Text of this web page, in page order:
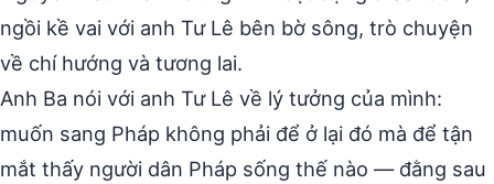
ngồi kề vai với anh Tư Lê bên bờ sông, trò chuyện
về chí hướng và tương lai.
Anh Ba nói với anh Tư Lê về lý tưởng của mình:
muốn sang Pháp không phải để ở lại đó mà để tận
mắt thấy người dân Pháp sống thế nào — đằng sau